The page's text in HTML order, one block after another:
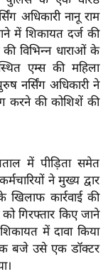
अधिकारी नानू राम
में शिकायत दर्ज की
विभिन्न धाराओं के
एम्स की महिला
नर्सिंग अधिकारी ने
करने की कोशिशें की
में पीड़िता समेत
ने मुख्य द्वार
कार्रवाई की
गिरफ्तार किए जाने
में दावा किया
एक बजे उसे एक डॉक्टर